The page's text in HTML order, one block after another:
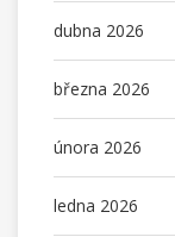
dubna 2026
března 2026
února 2026
ledna 2026